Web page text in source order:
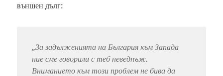
външен дълг:
„За задълженията на България към Запада
ние сме говорили с теб неведнъж.
Вниманието към този проблем не бива да